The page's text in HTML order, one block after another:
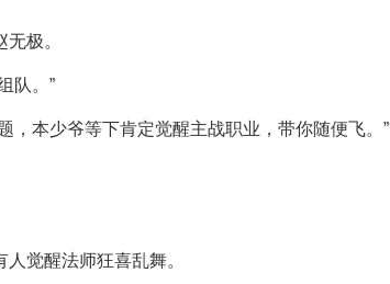
极。
队。”
，本少爷等下肯定觉醒主战职业，带你随便飞。”
觉醒法师狂喜乱舞。